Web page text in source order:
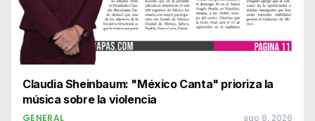
Claudia Sheinbaum: "México Canta" prioriza la
música sobre la violencia
GENERAL ago 8, 2026